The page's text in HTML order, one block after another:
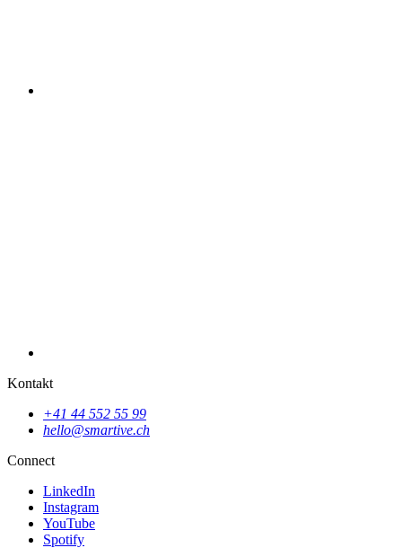
SPILO: Kinderleicht Spielplätze in deiner Nähe finden
Kontakt
+41 44 552 55 99
hello@smartive.ch
Connect
LinkedIn
Instagram
YouTube
Spotify